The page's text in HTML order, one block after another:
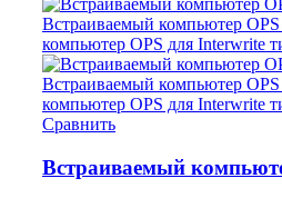
Сравнить
Встраиваемый